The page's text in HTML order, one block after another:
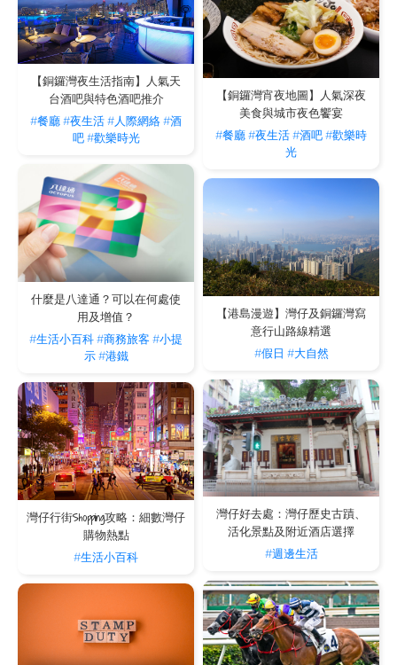
【銅鑼灣宵夜地圖】人氣深夜
美食與城市夜色饗宴
#餐廳#夜生活#酒吧#歡樂時
光
【銅鑼灣夜生活指南】人氣天
台酒吧與特色酒吧推介
#餐廳#夜生活#人際網絡#酒
吧 #歡樂時光
什麼是八達通？可以在何處使
用及增值？
#生活小百科#商務旅客 #小提
示 #港鐵
【港島漫遊】灣仔及銅鑼灣寫
意行山路線精選
#假日 #大自然
灣仔好去處：灣仔歷史古蹟、
活化景點及附近酒店選擇
#週邊生活
灣仔行街Shopping攻略：細數灣仔
購物熱點
#生活小百科